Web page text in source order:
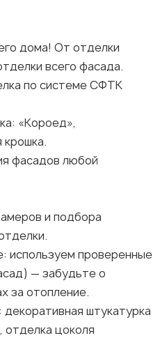
дома! От отделки
всего фасада.
по системе СФТК
«Короед»,
фасадов любой
и подбора
используем проверенные
— забудьте о
за отопление.
штукатурка
отделка цоколя